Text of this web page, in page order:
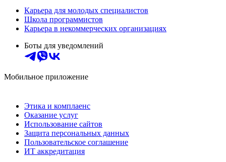
Карьера для молодых специалистов
Школа программистов
Карьера в некоммерческих организациях
Боты для уведомлений
Мобильное приложение
Этика и комплаенс
Оказание услуг
Использование сайтов
Защита персональных данных
Пользовательское соглашение
ИТ аккредитация